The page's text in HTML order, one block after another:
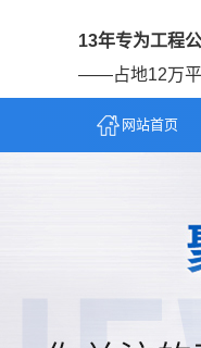
13年专为工程
——占地12万平
网站首页